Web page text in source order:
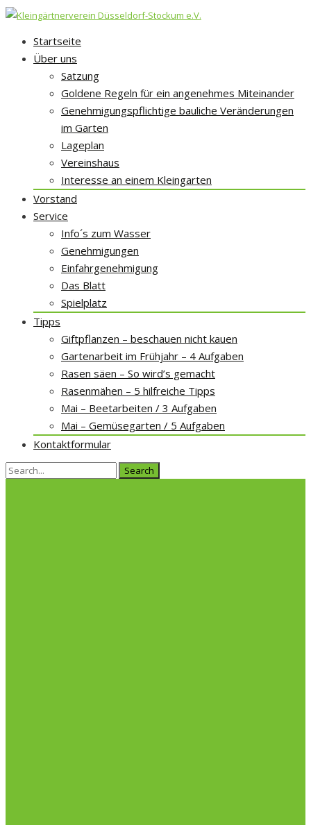
Skip
Startseite
Über uns
Satzung
Goldene Regeln für ein angenehmes Miteinander
Genehmigungspflichtige bauliche Veränderungen
im Garten
Lageplan
Vereinshaus
Interesse an einem Kleingarten
Vorstand
Service
Info´s zum Wasser
Genehmigungen
Einfahrgenehmigung
Das Blatt
Spielplatz
Tipps
Giftpflanzen – beschauen nicht kauen
Gartenarbeit im Frühjahr – 4 Aufgaben
Rasen säen – So wird’s gemacht
Rasenmähen – 5 hilfreiche Tipps
Mai – Beetarbeiten / 3 Aufgaben
Mai – Gemüsegarten / 5 Aufgaben
Kontaktformular
Search